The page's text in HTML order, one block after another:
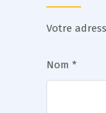
Votre
Nom *